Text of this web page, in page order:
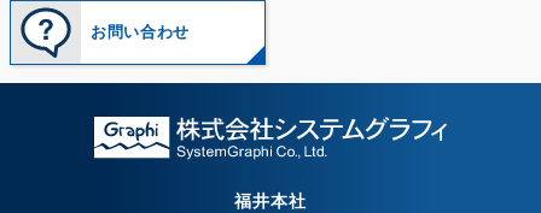
お問い合わせ
福井本社